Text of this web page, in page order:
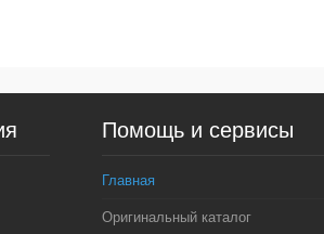
Купить в 1 клик Сравнение
В избранное Недоступно
Помощь и сервисы
Главная
Оригинальный каталог